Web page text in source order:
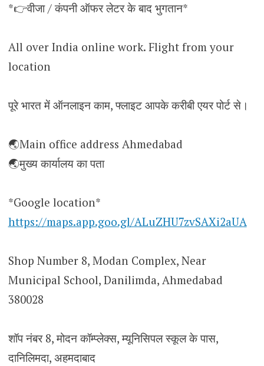
*👉वीजा / कंपनी ऑफर लेटर के बाद भुगतान*
All over India online work. Flight from your
location
पूरे भारत में ऑनलाइन काम, फ्लाइट आपके करीबी एयर पोर्ट से।
🌏Main office address Ahmedabad
🌏मुख्य कार्यालय का पता
*Google location*
https://maps.app.goo.gl/ALuZHU7zvSAXi2aUA
Shop Number 8, Modan Complex, Near
Municipal School, Danilimda, Ahmedabad
380028
शॉप नंबर 8, मोदन कॉम्प्लेक्स, म्यूनिसिपल स्कूल के पास,
दानिलिमदा, अहमदाबाद